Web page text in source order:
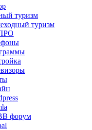
туризм
туризм
форум